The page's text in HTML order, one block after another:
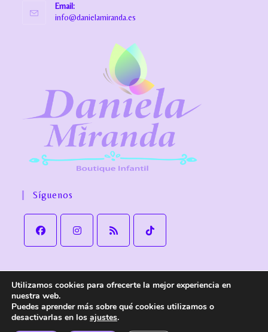
Email:
info@danielamiranda.es
Síguenos
Aviso Legal Política de Privacidad
Política de cookies
Política de Envío y devoluciones
Accesibilidad
Utilizamos cookies para ofrecerte la mejor experiencia en
nuestra web.
Puedes aprender más sobre qué cookies utilizamos o
desactivarlas en los ajustes.